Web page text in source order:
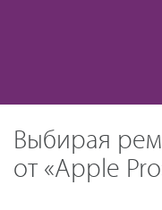
Выбирая
от «Apple